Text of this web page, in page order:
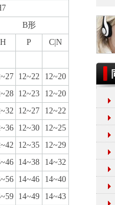
B形
H P
C|N
12~22
12~20
12~23
12~20
12~27
12~22
12~30
12~25
12~35
12~29
14~38
14~32
14~46
14~40
14~49
14~43